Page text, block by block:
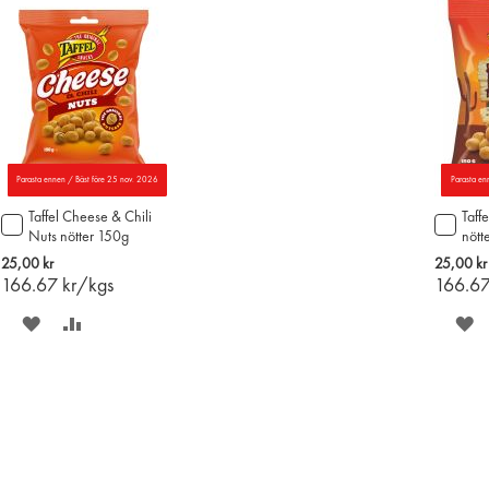
Parasta ennen / Bäst före 25 nov. 2026
Taffel Cheese & Chili
Nuts nötter 150g
25,00 kr
166.67 kr/kgs
Lägg
till
i
varukorgen
SPARA
Parasta
25,00 kr
Lägg
till
i